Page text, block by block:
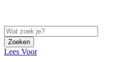
Zoeken
Lees Voor